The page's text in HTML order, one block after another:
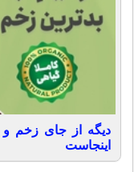
دیگه از جای زخم
اینجاست